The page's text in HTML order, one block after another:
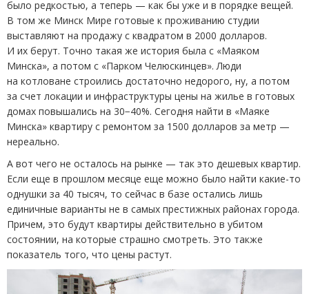
было редкостью, а теперь — как бы уже и в порядке вещей.
В том же Минск Мире готовые к проживанию студии
выставляют на продажу с квадратом в 2000 долларов.
И их берут. Точно такая же история была с «Маяком
Минска», а потом с «Парком Челюскинцев». Люди
на котловане строились достаточно недорого, ну, а потом
за счет локации и инфраструктуры цены на жилье в готовых
домах повышались на 30−40%. Сегодня найти в «Маяке
Минска» квартиру с ремонтом за 1500 долларов за метр —
нереально.
А вот чего не осталось на рынке — так это дешевых квартир.
Если еще в прошлом месяце еще можно было найти какие-то
однушки за 40 тысяч, то сейчас в базе остались лишь
единичные варианты не в самых престижных районах города.
Причем, это будут квартиры действительно в убитом
состоянии, на которые страшно смотреть. Это также
показатель того, что цены растут.